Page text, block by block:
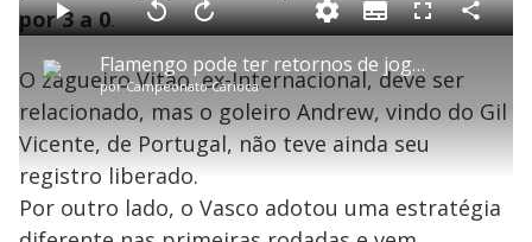
por 3 a 0.
P
l
a
Flamengo pode ter retornos de jogadores titulares
porCampeonato Carioca
P V
t
a
r
0
s
e
g
n
d
s
A
n
ç
a
1
0
s
e
g
n
o
a
d
e
.
1
%
S
u
b
i
t
F
l
s
c
r
e
e
n
C
o
i
l
O zagueiro Vitão, ex-Internacional, deve ser
relacionado, mas o goleiro Andrew, vindo do Gil
Vicente, de Portugal, não teve ainda seu
registro liberado.
Por outro lado, o Vasco adotou uma estratégia